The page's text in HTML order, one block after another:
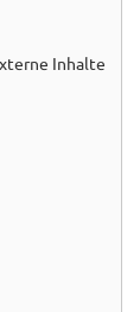
Inhalte